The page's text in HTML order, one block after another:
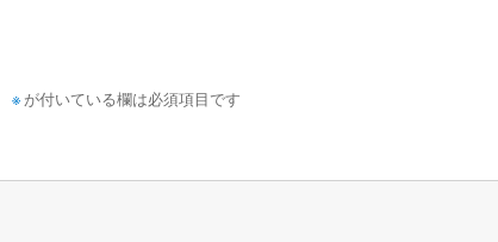
※ が付いている欄は必須項目です